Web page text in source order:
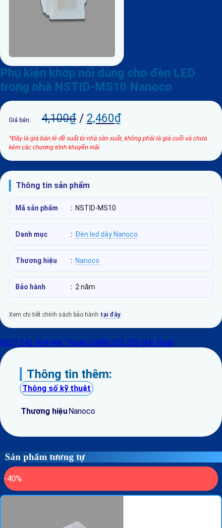
Phụ kiện khớp nối dùng cho đèn LED
trong nhà NSTID-MS10 Nanoco
Giá bán: 4,100₫ / 2,460₫
*Đây là giá bán lẻ đề xuất từ nhà sản xuất, không phải là giá cuối và chưa
kèm các chương trình khuyến mãi
Thông tin sản phẩm
Mã sản phẩm : NSTID-MS10
Danh mục : Đèn led dây Nanoco
Thương hiệu : Nanoco
Bảo hành : 2 năm
Xem chi tiết chính sách bảo hành tại đây.
0827 242 424 (Mr. Thuận) 0908 535 353 (Mr. Hoài)
Thông tin thêm:
Thông số kỹ thuật
Thương hiệuNanoco
Sản phẩm tương tự
-40%